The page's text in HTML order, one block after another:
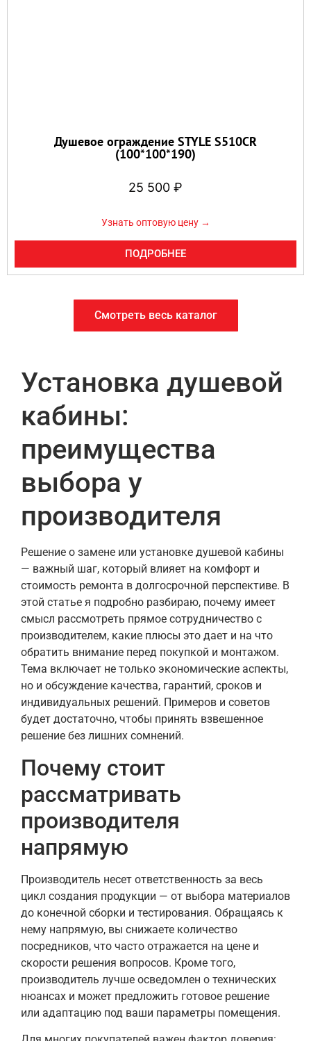
Душевое ограждение STYLE S510CR
(100*100*190)
25 500 ₽
Узнать оптовую цену →
ПОДРОБНЕЕ
Смотреть весь каталог
Установка душевой
кабины:
преимущества
выбора у
производителя
Решение о замене или установке душевой кабины
— важный шаг, который влияет на комфорт и
стоимость ремонта в долгосрочной перспективе. В
этой статье я подробно разбираю, почему имеет
смысл рассмотреть прямое сотрудничество с
производителем, какие плюсы это дает и на что
обратить внимание перед покупкой и монтажом.
Тема включает не только экономические аспекты,
но и обсуждение качества, гарантий, сроков и
индивидуальных решений. Примеров и советов
будет достаточно, чтобы принять взвешенное
решение без лишних сомнений.
Почему стоит
рассматривать
производителя
напрямую
Производитель несет ответственность за весь
цикл создания продукции — от выбора материалов
до конечной сборки и тестирования. Обращаясь к
нему напрямую, вы снижаете количество
посредников, что часто отражается на цене и
скорости решения вопросов. Кроме того,
производитель лучше осведомлен о технических
нюансах и может предложить готовое решение
или адаптацию под ваши параметры помещения.